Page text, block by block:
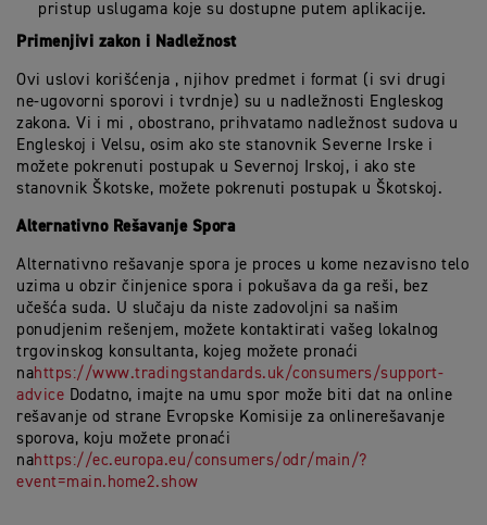
pristup uslugama koje su dostupne putem aplikacije.
Primenjivi zakon i Nadležnost
Ovi uslovi korišćenja , njihov predmet i format (i svi drugi
ne-ugovorni sporovi i tvrdnje) su u nadležnosti Engleskog
zakona. Vi i mi , obostrano, prihvatamo nadležnost sudova u
Engleskoj i Velsu, osim ako ste stanovnik Severne Irske i
možete pokrenuti postupak u Severnoj Irskoj, i ako ste
stanovnik Škotske, možete pokrenuti postupak u Škotskoj.
Alternativno Rešavanje Spora
Alternativno rešavanje spora je proces u kome nezavisno telo
uzima u obzir činjenice spora i pokušava da ga reši, bez
učešća suda. U slučaju da niste zadovoljni sa našim
ponudjenim rešenjem, možete kontaktirati vašeg lokalnog
trgovinskog konsultanta, kojeg možete pronaći
nahttps://www.tradingstandards.uk/consumers/support-
advice Dodatno, imajte na umu spor može biti dat na online
rešavanje od strane Evropske Komisije za onlinerešavanje
sporova, koju možete pronaći
nahttps://ec.europa.eu/consumers/odr/main/?
event=main.home2.show